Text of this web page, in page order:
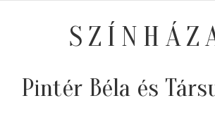
Pintér Béla és